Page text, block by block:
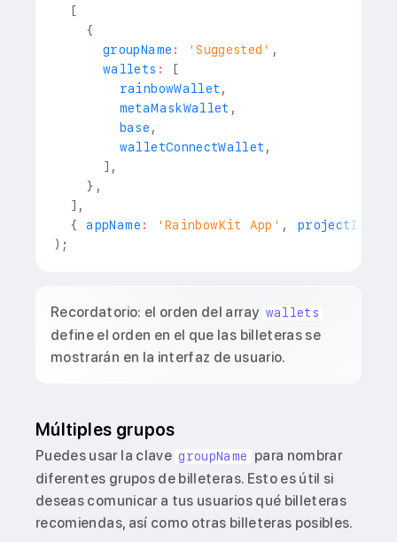
[
{
      groupName
: 'Suggested' ,
      wallets
:
[
        rainbowWallet
,
        metaMaskWallet
,
        base
,
        walletConnectWallet
,
] ,
} ,
] ,
{
appName : 'RainbowKit App' , projectId
) ;
Recordatorio: el orden del array wallets
define el orden en el que las billeteras se
mostrarán en la interfaz de usuario.
Múltiples grupos
Puedes usar la clave groupName
para nombrar
diferentes grupos de billeteras. Esto es útil si
deseas comunicar a tus usuarios qué billeteras
recomiendas, así como otras billeteras posibles.